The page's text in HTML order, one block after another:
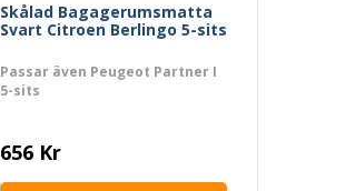
Skålad Bagagerumsmatta
Svart Citroen Berlingo 5-sits
Passar även Peugeot Partner I
5-sits
656 Kr